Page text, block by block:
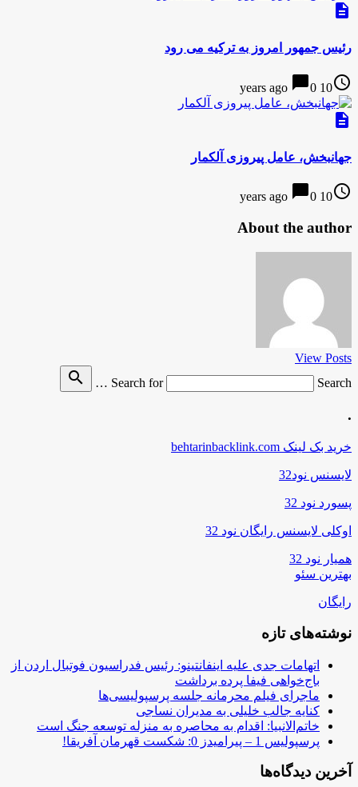
description
رئیس جمهور امروز به ترکیه می رود
access_time
10 years ago
chat_bubble0
description
جهانبخش، عامل پیروزی آلکمار
access_time
10 years ago
chat_bubble0
About the author
View Posts
Search for
Search …
search
.
خرید بک لینک behtarinbacklink.com
لایسنس نود32
پسورد نود 32
اوکلی لایسنس رایگان نود 32
همیار نود 32
بهترین سئو
رایگان
نوشته‌های تازه
اتهامات جدی علیه اینفانتینو: رئیس فدراسیون فوتبال اردن از
باج‌خواهی فیفا پرده برداشت
ماجرای فیلم محرمانه جلسه پرسپولیسی‌ها
کنایه جالب خلیلی به مدیران نساجی
خاتم‌الانبیا: اقدام به محاصره به منزله توسعه جنگ است
پرسپولیس 1 – پیرامیدز 0: شکست قهرمان آفریقا!
آخرین دیدگاه‌ها